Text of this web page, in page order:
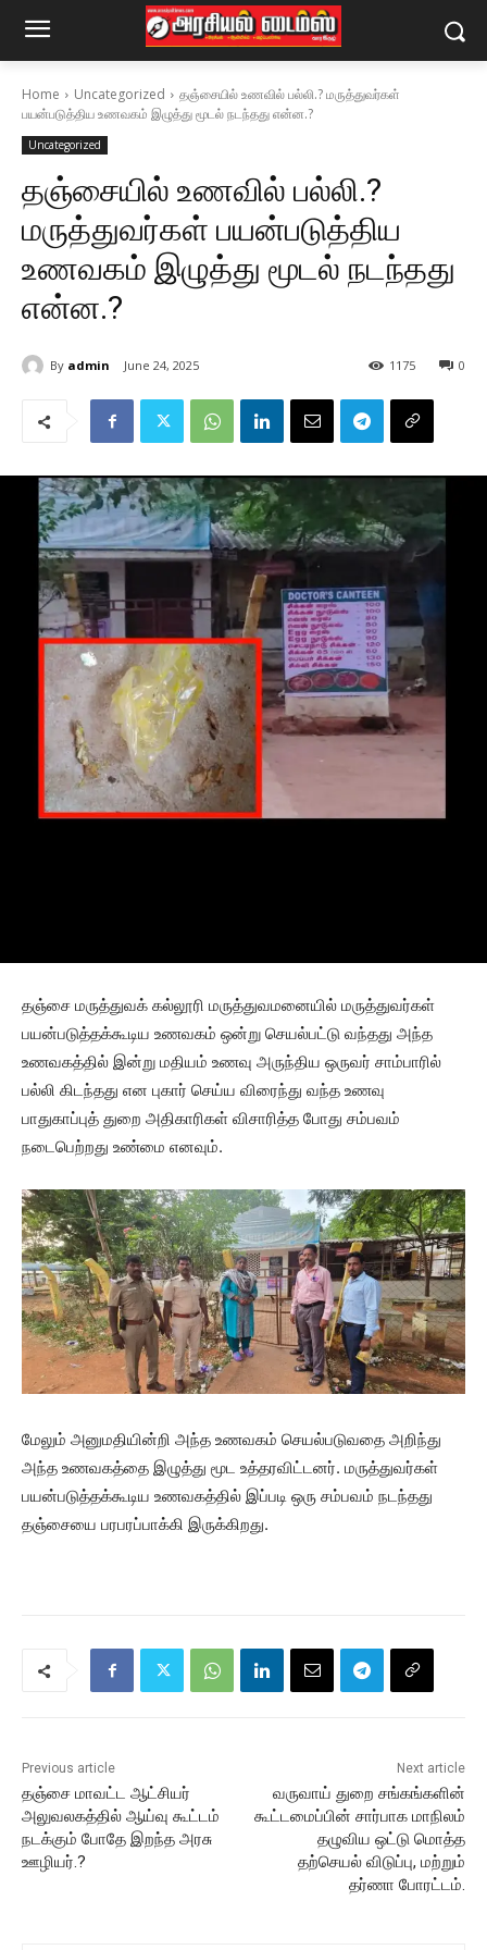
Home Uncategorized
தஞ்சையில் உணவில் பல்லி.? மருத்துவர்கள்
பயன்படுத்திய உணவகம் இழுத்து மூடல் நடந்தது என்ன.?
Uncategorized
தஞ்சையில் உணவில் பல்லி.?
மருத்துவர்கள் பயன்படுத்திய
உணவகம் இழுத்து மூடல் நடந்தது
என்ன.?
By admin June 24, 2025 0
1175
தஞ்சை மருத்துவக் கல்லூரி மருத்துவமனையில் மருத்துவர்கள்
பயன்படுத்தக்கூடிய உணவகம் ஒன்று செயல்பட்டு வந்தது அந்த
உணவகத்தில் இன்று மதியம் உணவு அருந்திய ஒருவர் சாம்பாரில்
பல்லி கிடந்தது என புகார் செய்ய விரைந்து வந்த உணவு
பாதுகாப்புத் துறை அதிகாரிகள் விசாரித்த போது சம்பவம்
நடைபெற்றது உண்மை எனவும்.
மேலும் அனுமதியின்றி அந்த உணவகம் செயல்படுவதை அறிந்து
அந்த உணவகத்தை இழுத்து மூட உத்தரவிட்டனர். மருத்துவர்கள்
பயன்படுத்தக்கூடிய உணவகத்தில் இப்படி ஒரு சம்பவம் நடந்தது
தஞ்சையை பரபரப்பாக்கி இருக்கிறது.
Previous article
தஞ்சை மாவட்ட ஆட்சியர்
அலுவலகத்தில் ஆய்வு கூட்டம்
நடக்கும் போதே இறந்த அரசு
ஊழியர்.?
Next article
வருவாய் துறை சங்கங்களின்
கூட்டமைப்பின் சார்பாக மாநிலம்
தழுவிய ஒட்டு மொத்த
தற்செயல் விடுப்பு, மற்றும்
தர்ணா போரட்டம்.